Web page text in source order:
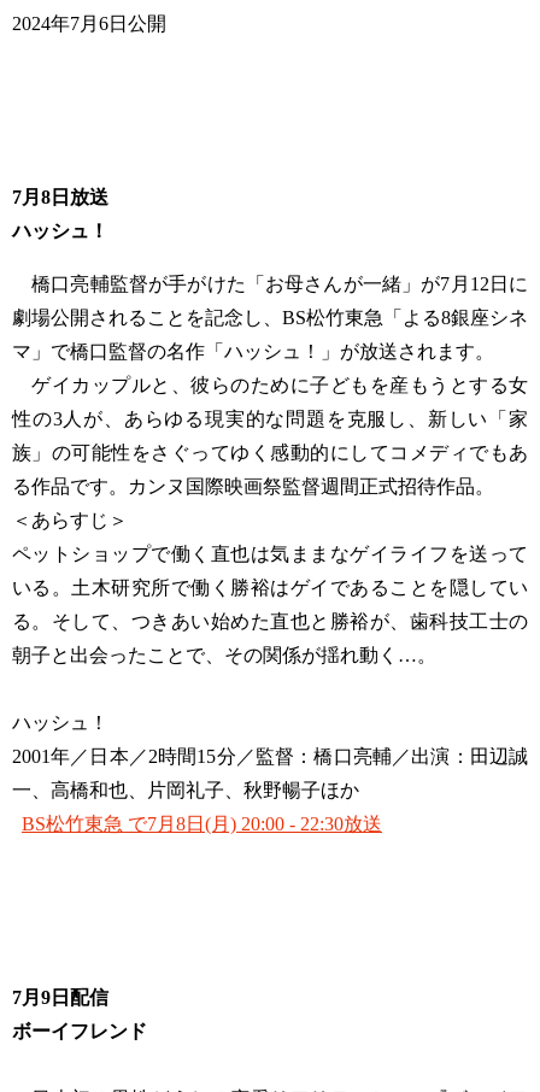
2024年7月6日公開
7月8日放送
ハッシュ！
橋口亮輔監督が手がけた「お母さんが一緒」が7月12日に
劇場公開されることを記念し、BS松竹東急「よる8銀座シネ
マ」で橋口監督の名作「ハッシュ！」が放送されます。
ゲイカップルと、彼らのために子どもを産もうとする女
性の3人が、あらゆる現実的な問題を克服し、新しい「家
族」の可能性をさぐってゆく感動的にしてコメディでもあ
る作品です。カンヌ国際映画祭監督週間正式招待作品。
＜あらすじ＞
ペットショップで働く直也は気ままなゲイライフを送って
いる。土木研究所で働く勝裕はゲイであることを隠してい
る。そして、つきあい始めた直也と勝裕が、歯科技工士の
朝子と出会ったことで、その関係が揺れ動く…。
ハッシュ！
2001年／日本／2時間15分／監督：橋口亮輔／出演：田辺誠
一、高橋和也、片岡礼子、秋野暢子ほか
BS松竹東急 で7月8日(月) 20:00 - 22:30放送
7月9日配信
ボーイフレンド